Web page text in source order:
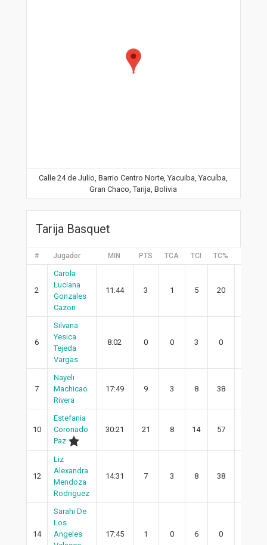
Calle 24 de Julio, Barrio Centro Norte, Yacuiba, Yacuíba,
Gran Chaco, Tarija, Bolivia
Tarija Basquet
# Jugador MIN PTS TCA TCI TC%
2
Carola
Luciana
Gonzales
Cazon
11:44 3 1 5 20
6
Silvana
Yesica
Tejeda
Vargas
8:02 0 0 3 0
7
Nayeli
Machicao
Rivera
17:49 9 3 8 38
10
Estefania
Coronado
Paz
30:21 21 8 14 57
12
Liz
Alexandra
Mendoza
Rodriguez
14:31 7 3 8 38
14
Sarahi De
Los
Angeles
17:45 1 0 6 0